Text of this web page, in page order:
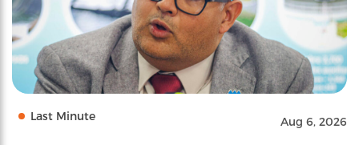
Last Minute Aug 6, 2026